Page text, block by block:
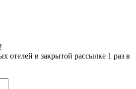
в закрытой рассылке 1 раз в